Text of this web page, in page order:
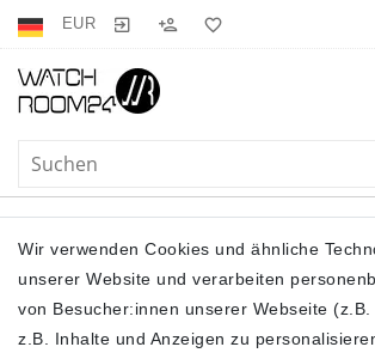
EUR
3/4 ARM
Wir verwenden Cookies und ähnliche
unserer Website und verarbeiten
von Besucher:innen unserer Webseite
z.B. Inhalte und Anzeigen zu